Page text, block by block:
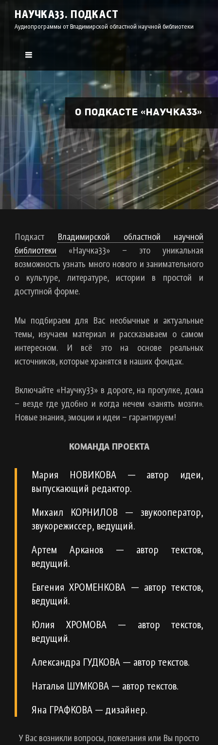
НАУЧКА33. ПОДКАСТ
Аудиопрограммы от Владимирской областной научной библиотеки
О подкасте «Научка33»
Подкаст Владимирской областной научной
библиотеки «Научка33» – это уникальная
возможность узнать много нового и занимательного
о культуре, литературе, истории в простой и
доступной форме.
Мы подбираем для Вас необычные и актуальные
темы, изучаем материал и рассказываем о самом
интересном. И всё это на основе реальных
источников, которые хранятся в наших фондах.
Включайте «Научку33» в дороге, на прогулке, дома
– везде где удобно и когда нечем «занять мозги».
Новые знания, эмоции и идеи – гарантируем!
КОМАНДА ПРОЕКТА
Мария НОВИКОВА — автор идеи,
выпускающий редактор.
Михаил КОРНИЛОВ — звукооператор,
звукорежиссер, ведущий.
Артем Арканов — автор текстов,
ведущий.
Евгения ХРОМЕНКОВА — автор текстов,
ведущий.
Юлия ХРОМОВА — автор текстов,
ведущий.
Александра ГУДКОВА — автор текстов.
Наталья ШУМКОВА — автор текстов.
Яна ГРАФКОВА — дизайнер.
У Вас возникли вопросы, пожелания или Вы просто